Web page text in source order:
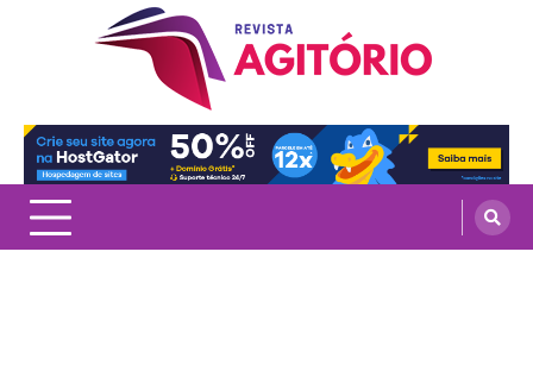
revistaagitorio.com.br
Portal de Artigos Incríveis